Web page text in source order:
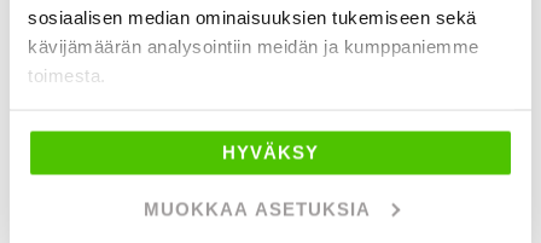
sosiaalisen median ominaisuuksien tukemiseen sekä
kävijämäärän analysointiin meidän ja kumppaniemme
toimesta.
HYVÄKSY
MUOKKAA ASETUKSIA
🛡️ SV - J. autoturva e -broschyr
J. autoturva – Caravan